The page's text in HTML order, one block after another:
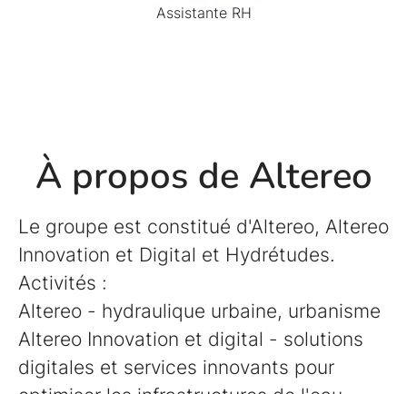
Assistante RH
À propos de Altereo
Le groupe est constitué d'Altereo, Altereo
Innovation et Digital et Hydrétudes.
Activités :
Altereo - hydraulique urbaine, urbanisme
Altereo Innovation et digital - solutions
digitales et services innovants pour